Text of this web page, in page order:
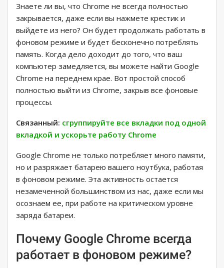
Знаете ли вы, что Chrome не всегда полностью
закрывается, даже если вы нажмете крестик и
выйдете из него? Он будет продолжать работать в
фоновом режиме и будет бесконечно потреблять
память. Когда дело доходит до того, что ваш
компьютер замедляется, вы можете найти Google
Chrome на переднем крае. Вот простой способ
полностью выйти из Chrome, закрыв все фоновые
процессы.
Связанный: сгруппируйте все вкладки под одной
вкладкой и ускорьте работу Chrome
Google Chrome не только потребляет много памяти,
но и разряжает батарею вашего ноутбука, работая
в фоновом режиме. Эта активность остается
незамеченной большинством из нас, даже если мы
осознаем ее, при работе на критическом уровне
заряда батареи.
Почему Google Chrome всегда
работает в фоновом режиме?